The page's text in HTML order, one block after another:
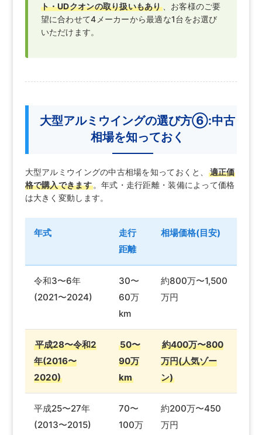
ト・UDクオンの取り扱いもあり、お客様のご要
望に合わせて4メーカーから最適な1台をお選び
いただけます。
大型アルミウイングの選び方⑥:中古
相場を知っておく
大型アルミウイングの中古相場を知っておくと、
適正価
格で購入できます。年式・走行距離・装備によって価格
は大きく変動します。
年式
走行
距離
相場価格(目安)
令和3〜6年
(2021〜2024)
30〜
60万
km
約800万〜1,500
万円
平成28〜令和2
年(2016〜
2020)
50〜
90万
km
約400万〜800
万円(人気ゾー
ン)
平成25〜27年
(2013〜2015)
70〜
100万
約200万〜450
万円